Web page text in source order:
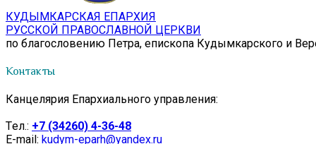
КУДЫМКАРСКАЯ ЕПАРХИЯ
РУССКОЙ ПРАВОСЛАВНОЙ ЦЕРКВИ
по благословению Петра, епископа Кудымкарского и
Контакты
Канцелярия Епархиального управления:
Tел.: +7 (34260) 4-36-48
E-mail: kudym-eparh@yandex.ru